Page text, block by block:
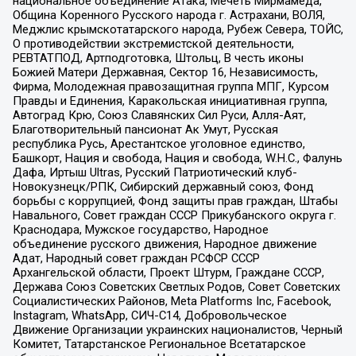
Община Коренного Русского народа г. Астрахани, ВОЛЯ,
Меджлис крымскотатарского народа, Рубеж Севера, ТОЙС,
О противодействии экстремистской деятельности,
РЕВТАТПОД, Артподготовка, Штольц, В честь иконы
Божией Матери Державная, Сектор 16, Независимость,
Фирма, Молодежная правозащитная группа МПГ, Курсом
Правды и Единения, Каракольская инициативная группа,
Автоград Крю, Союз Славянских Сил Руси, Алля-Аят,
Благотворительный пансионат Ак Умут, Русская
республика Русь, Арестантское уголовное единство,
Башкорт, Нация и свобода, Нация и свобода, W.H.С., Фалунь
Дафа, Иртыш Ultras, Русский Патриотический клуб-
Новокузнецк/РПК, Сибирский державный союз, Фонд
борьбы с коррупцией, Фонд защиты прав граждан, Штабы
Навального, Совет граждан СССР Прикубанского округа г.
Краснодара, Мужское государство, Народное
объединение русского движения, Народное движение
Адат, Народный совет граждан РСФСР СССР
Архангельской области, Проект Штурм, Граждане СССР,
Держава Союз Советских Светлых Родов, Совет Советских
Социалистических Районов, Meta Platforms Inc, Facebook,
Instagram, WhatsApp, СИЧ-С14, Добровольческое
Движение Организации украинских националистов, Черный
Комитет, Татарстанское Региональное Всетатарское